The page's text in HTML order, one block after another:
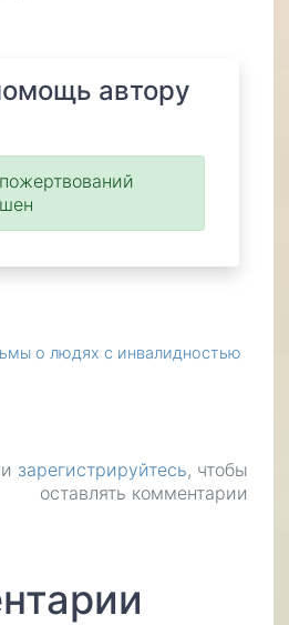
автору
о людях с инвалидностью
зарегистрируйтесь, чтобы
оставлять комментарии